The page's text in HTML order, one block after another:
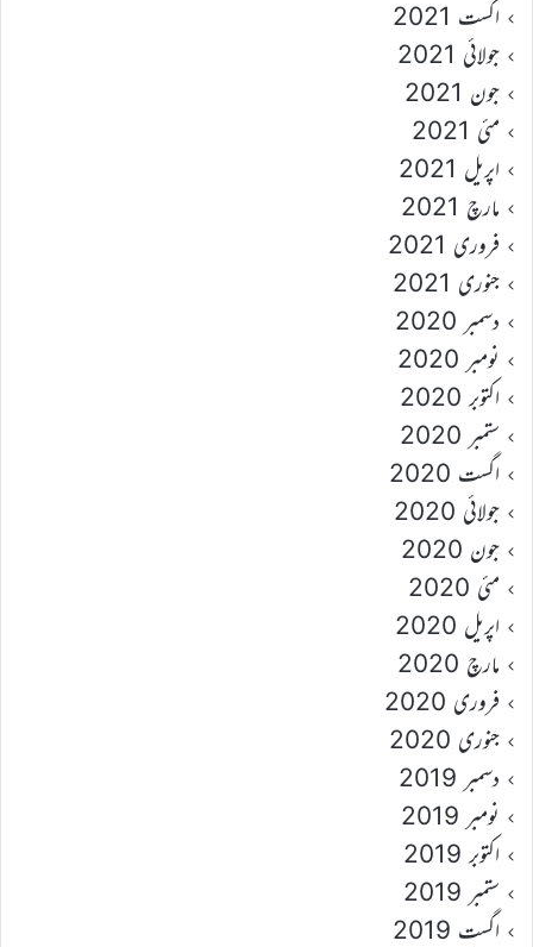
اگست 2021
جولائی 2021
جون 2021
مئی 2021
اپریل 2021
مارچ 2021
فروری 2021
جنوری 2021
دسمبر 2020
نومبر 2020
اکتوبر 2020
ستمبر 2020
اگست 2020
جولائی 2020
جون 2020
مئی 2020
اپریل 2020
مارچ 2020
فروری 2020
جنوری 2020
دسمبر 2019
نومبر 2019
اکتوبر 2019
ستمبر 2019
اگست 2019